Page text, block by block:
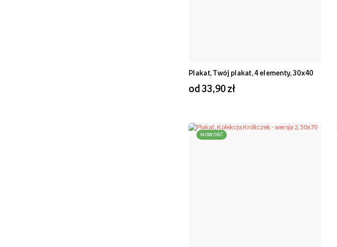
Plakat, Twój plakat, 4 elementy, 30x40
od 33,90 zł
NOWOŚĆ